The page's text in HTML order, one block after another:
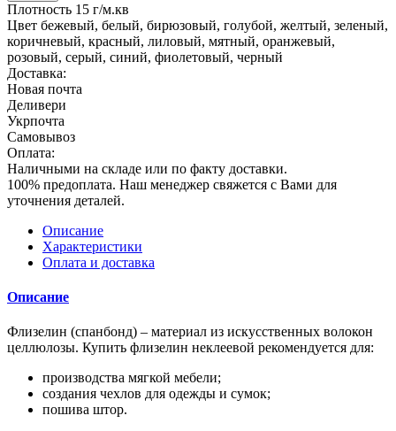
Плотность 15 г/м.кв
Цвет бежевый, белый, бирюзовый, голубой, желтый, зеленый,
коричневый, красный, лиловый, мятный, оранжевый,
розовый, серый, синий, фиолетовый, черный
Доставка:
Новая почта
Деливери
Укрпочта
Самовывоз
Оплата:
Наличными на складе или по факту доставки.
100% предоплата. Наш менеджер свяжется с Вами для
уточнения деталей.
Описание
Характеристики
Оплата и доставка
Описание
Флизелин (спанбонд) – материал из искусственных волокон
целлюлозы. Купить флизелин неклеевой рекомендуется для:
производства мягкой мебели;
создания чехлов для одежды и сумок;
пошива штор.